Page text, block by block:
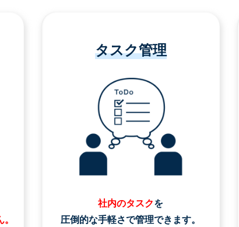
タスク管理
社内のタスクを
圧倒的な手軽さで管理できます。